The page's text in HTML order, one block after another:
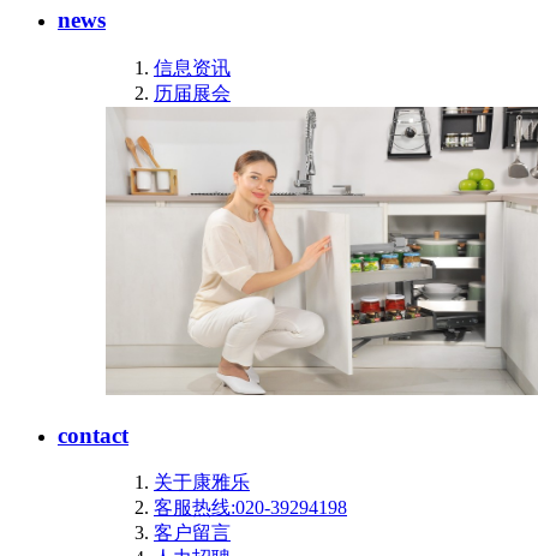
news
信息资讯
历届展会
contact
关于康雅乐
客服热线:020-39294198
客户留言